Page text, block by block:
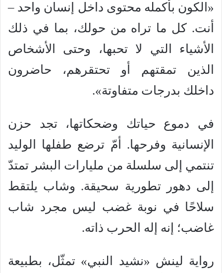
«الكون بأكمله محتوى داخل إنسان واحد –
أنت. كل ما تراه من حولك، بما في ذلك
الأشياء التي لا تحبها، وحتى الأشخاص
الذين تمقتهم أو تحتقرهم، حاضرون
داخلك بدرجات متفاوتة».
في دموع حياتك وضحكاتها، تجد حزن
الإنسانية وفرحها. أمّ ترضع طفلها الوليد
تنتمي إلى سلسلة من مليارات البشر تمتدّ
إلى دهور تطورية سحيقة. وشاب يلتقط
سلاحًا في نوبة غضب ليس مجرد شاب
غاضب؛ إنه إله الحرب ذاته.
رواية لينش «نشيد النبي» تمثّل، بطبيعة